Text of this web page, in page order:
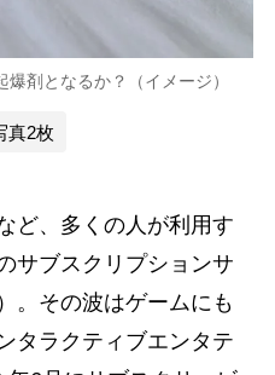
剤となるか？（イメージ）
真2枚
ど、多くの人が利用す
サブスクリプションサ
。その波はゲームにも
タラクティブエンタテ